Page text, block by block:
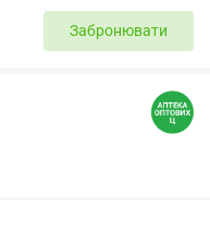
Забронювати